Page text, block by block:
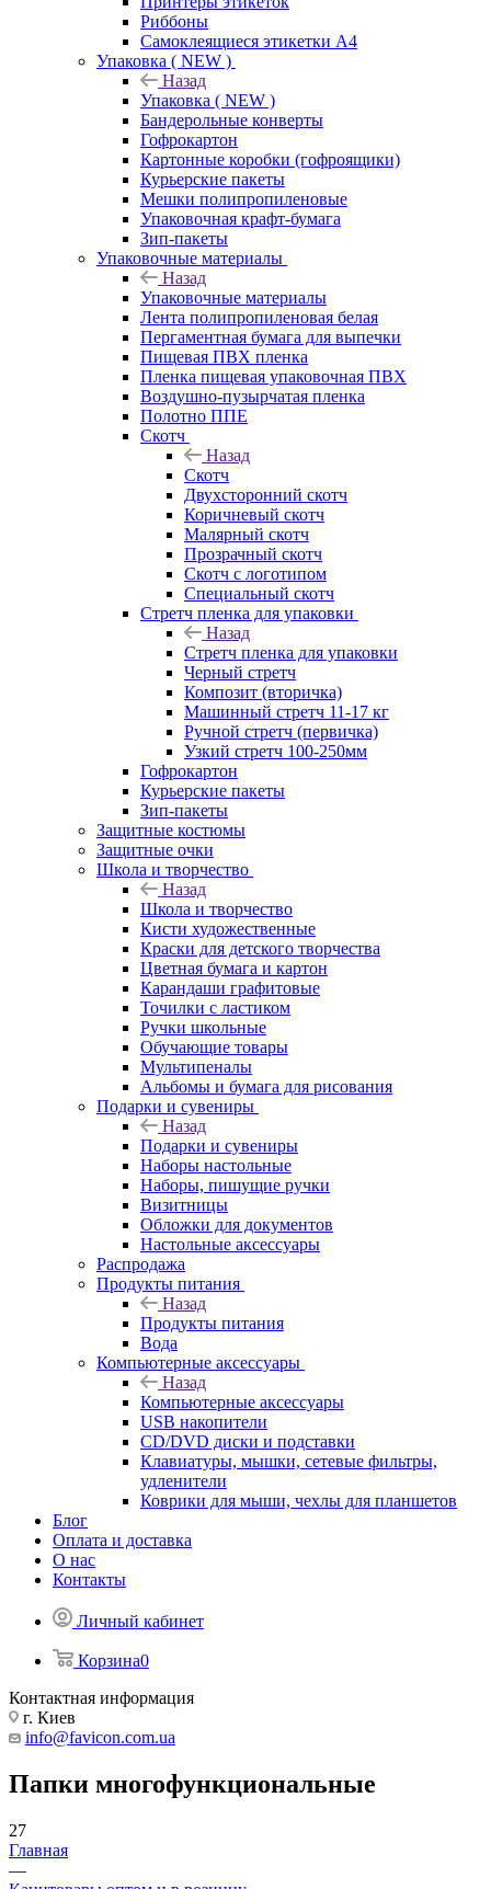
Риббоны
Самоклеящиеся этикетки А4
Упаковка ( NEW )
Назад
Упаковка ( NEW )
Бандерольные конверты
Гофрокартон
Картонные коробки (гофроящики)
Курьерские пакеты
Мешки полипропиленовые
Упаковочная крафт-бумага
Зип-пакеты
Упаковочные материалы
Назад
Упаковочные материалы
Лента полипропиленовая белая
Пергаментная бумага для выпечки
Пищевая ПВХ пленка
Пленка пищевая упаковочная ПВХ
Воздушно-пузырчатая пленка
Полотно ППЕ
Скотч
Назад
Скотч
Двухсторонний скотч
Коричневый скотч
Малярный скотч
Прозрачный скотч
Скотч с логотипом
Специальный скотч
Стретч пленка для упаковки
Назад
Стретч пленка для упаковки
Черный стретч
Композит (вторичка)
Машинный стретч 11-17 кг
Ручной стретч (первичка)
Узкий стретч 100-250мм
Гофрокартон
Курьерские пакеты
Зип-пакеты
Защитные костюмы
Защитные очки
Школа и творчество
Назад
Школа и творчество
Кисти художественные
Краски для детского творчества
Цветная бумага и картон
Карандаши графитовые
Точилки с ластиком
Ручки школьные
Обучающие товары
Мультипеналы
Альбомы и бумага для рисования
Подарки и сувениры
Назад
Подарки и сувениры
Наборы настольные
Наборы, пишущие ручки
Визитницы
Обложки для документов
Настольные аксессуары
Распродажа
Продукты питания
Назад
Продукты питания
Вода
Компьютерные аксессуары
Назад
Компьютерные аксессуары
USB накопители
CD/DVD диски и подставки
Клавиатуры, мышки, сетевые фильтры,
удленители
Коврики для мыши, чехлы для планшетов
Блог
Оплата и доставка
О нас
Контакты
Личный кабинет
Корзина0
Контактная информация
г. Киев
info@favicon.com.ua
Папки многофункциональные
27
Главная
—